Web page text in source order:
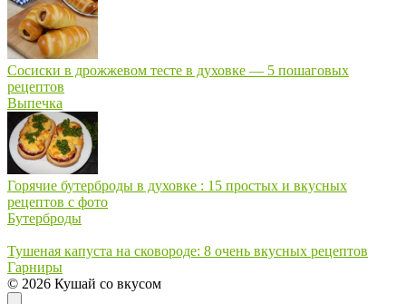
Сосиски в дрожжевом тесте в духовке — 5 пошаговых
рецептов
Выпечка
Горячие бутерброды в духовке : 15 простых и вкусных
рецептов с фото
Бутерброды
Тушеная капуста на сковороде: 8 очень вкусных рецептов
Гарниры
© 2026 Кушай со вкусом